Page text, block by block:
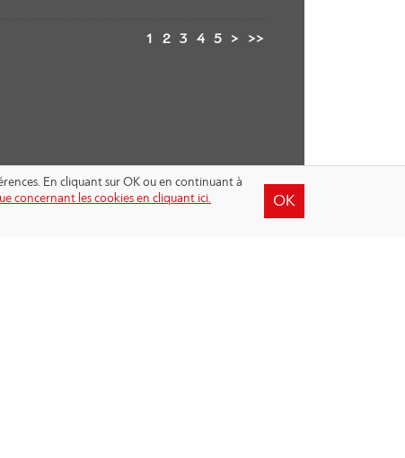
1 2 3 4 5 > >>
En cliquant sur OK ou en continuant à
concernant les cookies en cliquant ici. OK